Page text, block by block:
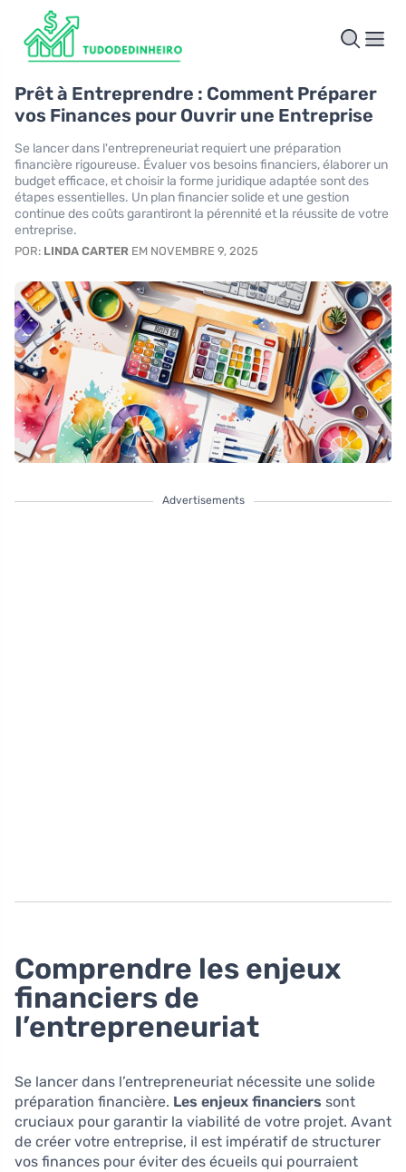
Prêt à Entreprendre : Comment Préparer
vos Finances pour Ouvrir une Entreprise
Se lancer dans l'entrepreneuriat requiert une préparation
financière rigoureuse. Évaluer vos besoins financiers, élaborer un
budget efficace, et choisir la forme juridique adaptée sont des
étapes essentielles. Un plan financier solide et une gestion
continue des coûts garantiront la pérennité et la réussite de votre
entreprise.
POR: LINDA CARTER EM NOVEMBRE 9, 2025
Advertisements
Comprendre les enjeux
financiers de
l’entrepreneuriat
Se lancer dans l’entrepreneuriat nécessite une solide
préparation financière. Les enjeux financiers sont
cruciaux pour garantir la viabilité de votre projet. Avant
de créer votre entreprise, il est impératif de structurer
vos finances pour éviter des écueils qui pourraient